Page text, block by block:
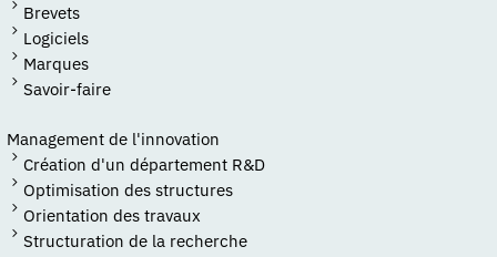
Brevets
Logiciels
Marques
Savoir-faire
Management de l'innovation
Création d'un département R&D
Optimisation des structures
Orientation des travaux
Structuration de la recherche